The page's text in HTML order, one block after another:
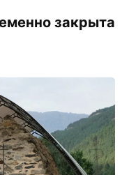
закрыта